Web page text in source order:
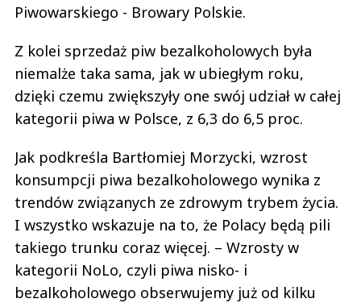
Piwowarskiego - Browary Polskie.
Z kolei sprzedaż piw bezalkoholowych była
niemalże taka sama, jak w ubiegłym roku,
dzięki czemu zwiększyły one swój udział w całej
kategorii piwa w Polsce, z 6,3 do 6,5 proc.
Jak podkreśla Bartłomiej Morzycki, wzrost
konsumpcji piwa bezalkoholowego wynika z
trendów związanych ze zdrowym trybem życia.
I wszystko wskazuje na to, że Polacy będą pili
takiego trunku coraz więcej. – Wzrosty w
kategorii NoLo, czyli piwa nisko- i
bezalkoholowego obserwujemy już od kilku